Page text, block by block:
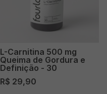
L-Carnitina 500 mg
Queima de Gordura e
Definição - 30
cápsulas
R$ 29,90